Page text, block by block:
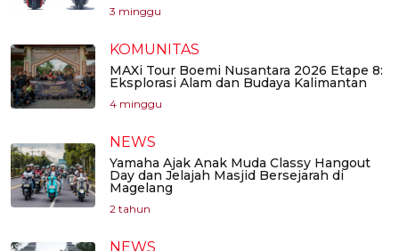
3 minggu
KOMUNITAS
MAXi Tour Boemi Nusantara 2026 Etape 8:
Eksplorasi Alam dan Budaya Kalimantan
4 minggu
NEWS
Yamaha Ajak Anak Muda Classy Hangout
Day dan Jelajah Masjid Bersejarah di
Magelang
2 tahun
NEWS